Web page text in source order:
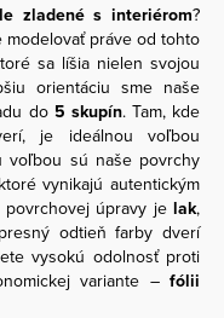
zladené s interiérom?
práve od tohto
sa líšia nielen svojou
orientáciu sme naše
do 5 skupín. Tam, kde
je ideálnou voľbou
voľbou sú naše povrchy
vynikajú autentickým
povrchovej úpravy je lak,
odtieň farby dverí
vysokú odolnosť proti
variante – fólii